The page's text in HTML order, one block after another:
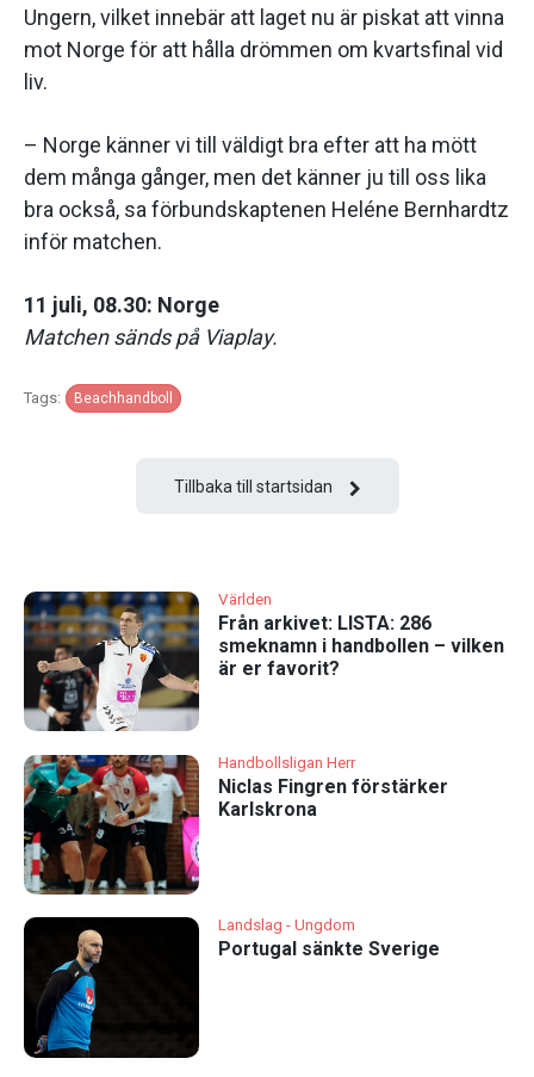
Ungern, vilket innebär att laget nu är piskat att vinna
mot Norge för att hålla drömmen om kvartsfinal vid
liv.
– Norge känner vi till väldigt bra efter att ha mött
dem många gånger, men det känner ju till oss lika
bra också, sa förbundskaptenen Heléne Bernhardtz
inför matchen.
11 juli, 08.30: Norge
Matchen sänds på Viaplay.
Tags: Beachhandboll
Tillbaka till startsidan
Världen
Från arkivet: LISTA: 286
smeknamn i handbollen – vilken
är er favorit?
Handbollsligan Herr
Niclas Fingren förstärker
Karlskrona
Landslag - Ungdom
Portugal sänkte Sverige